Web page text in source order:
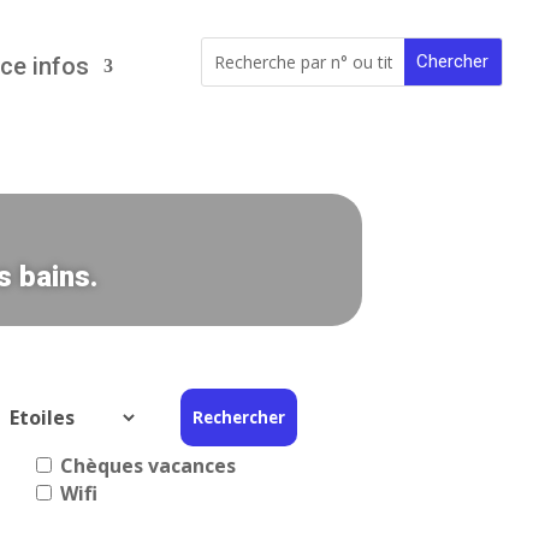
infos
bains.
Chèques vacances
Wifi